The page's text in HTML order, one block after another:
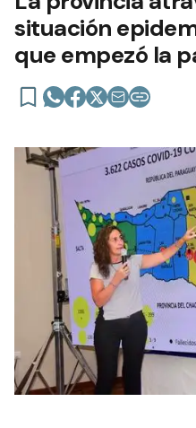
situación
que empezó la